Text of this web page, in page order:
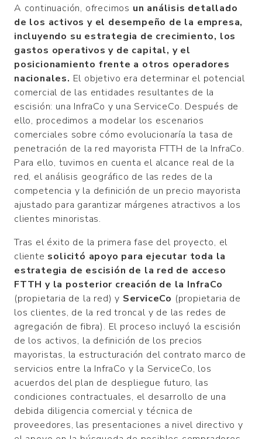
A continuación, ofrecimos un análisis detallado
de los activos y el desempeño de la empresa,
incluyendo su estrategia de crecimiento, los
gastos operativos y de capital, y el
posicionamiento frente a otros operadores
nacionales. El objetivo era determinar el potencial
comercial de las entidades resultantes de la
escisión: una InfraCo y una ServiceCo. Después de
ello, procedimos a modelar los escenarios
comerciales sobre cómo evolucionaría la tasa de
penetración de la red mayorista FTTH de la InfraCo.
Para ello, tuvimos en cuenta el alcance real de la
red, el análisis geográfico de las redes de la
competencia y la definición de un precio mayorista
ajustado para garantizar márgenes atractivos a los
clientes minoristas.
Tras el éxito de la primera fase del proyecto, el
cliente solicitó apoyo para ejecutar toda la
estrategia de escisión de la red de acceso
FTTH y la posterior creación de la InfraCo
(propietaria de la red) y ServiceCo (propietaria de
los clientes, de la red troncal y de las redes de
agregación de fibra). El proceso incluyó la escisión
de los activos, la definición de los precios
mayoristas, la estructuración del contrato marco de
servicios entre la InfraCo y la ServiceCo, los
acuerdos del plan de despliegue futuro, las
condiciones contractuales, el desarrollo de una
debida diligencia comercial y técnica de
proveedores, las presentaciones a nivel directivo y